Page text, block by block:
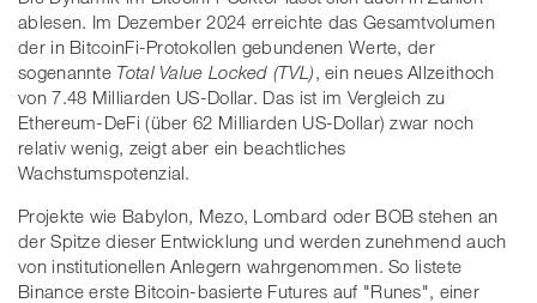
ablesen. Im Dezember 2024 erreichte das Gesamtvolumen
der in BitcoinFi-Protokollen gebundenen Werte, der
sogenannte Total Value Locked (TVL) , ein neues Allzeithoch
von 7.48 Milliarden US-Dollar. Das ist im Vergleich zu
Ethereum-DeFi (über 62 Milliarden US-Dollar) zwar noch
relativ wenig, zeigt aber ein beachtliches
Wachstumspotenzial.
Projekte wie Babylon, Mezo, Lombard oder BOB stehen an
der Spitze dieser Entwicklung und werden zunehmend auch
von institutionellen Anlegern wahrgenommen. So listete
Binance erste Bitcoin-basierte Futures auf "Runes", einer